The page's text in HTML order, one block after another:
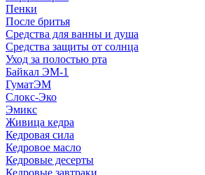
Пенки
После бритья
Средства для ванны и душа
Средства защиты от солнца
Уход за полостью рта
Байкал ЭМ-1
ГуматЭМ
Слокс-Эко
Эмикс
Живица кедра
Кедровая сила
Кедровое масло
Кедровые десерты
Кедровые завтраки